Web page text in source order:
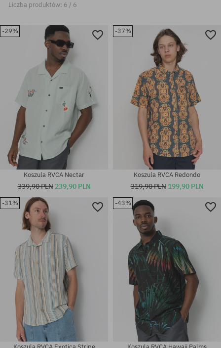
Liczba produktów: 6 / 6
-29%
Koszula RVCA Nectar
339,90 PLN 239,90 PLN
-37%
Koszula RVCA Redondo
319,90 PLN 199,90 PLN
-31% -43%